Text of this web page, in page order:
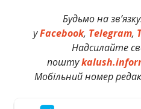
Будьмо на
уFacebook, Telegram,
Надсилайте
пошту
Мобільний номер